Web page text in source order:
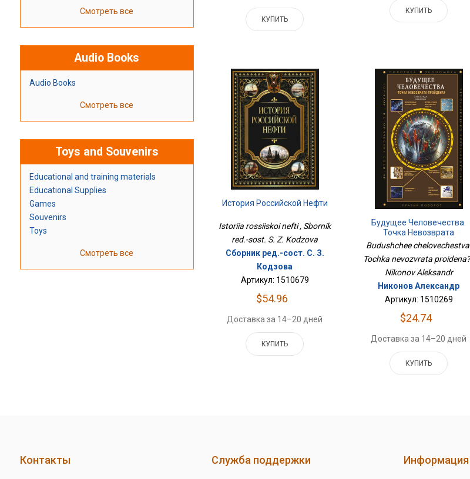
Смотреть все
Audio Books
Audio Books
Смотреть все
Toys and Souvenirs
Educational and training materials
Educational Supplies
Games
Souvenirs
Toys
Смотреть все
КУПИТЬ
КУПИТЬ
История Российской Нефти
Istoriia rossiiskoi nefti , Sbornik
red.-sost. S. Z. Kodzova
Сборник ред.-сост. С. З.
Кодзова
Артикул: 1510679
$54.96
Доставка за 14–20 дней
КУПИТЬ
Будущее Человечества.
Точка Невозврата
Пройдена?
Budushchee
Tochka nevozvrata
Nikonov Aleksandr
Никонов Александр
Артикул: 1510269
$24.74
Доставка за 14–20 дней
КУПИТЬ
Контакты Служба поддержки Информация